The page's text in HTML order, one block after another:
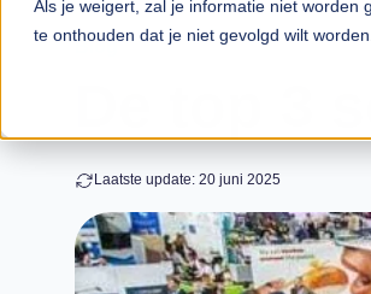
Als je weigert, zal je informatie niet worden
te onthouden dat je niet gevolgd wilt worden.
Blog
De top 3
Laatste update: 20 juni 2025